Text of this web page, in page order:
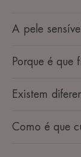
A pele
Porque é que
Existem
Como é que